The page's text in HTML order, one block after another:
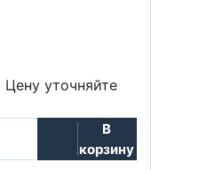
Цену уточняйте
В
корзину